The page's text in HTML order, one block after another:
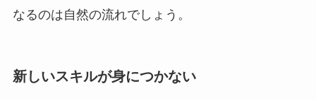
なるのは自然の流れでしょう。
新しいスキルが身につかない